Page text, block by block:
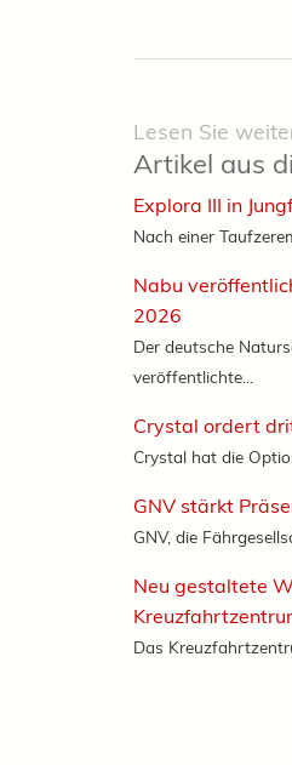
Lesen Sie
Artikel aus
Explora III in
Nach einer
Nabu
2026
Der deutsche
veröffentlichte...
Crystal ordert
Crystal hat die
GNV stärkt
GNV, die
Neu gestaltete
Das